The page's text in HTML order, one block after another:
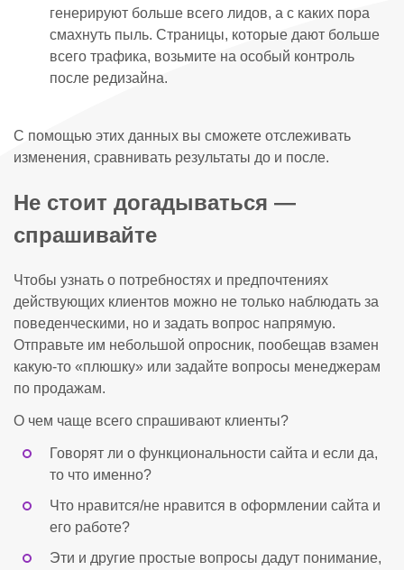
генерируют больше всего лидов, а с каких пора
смахнуть пыль. Страницы, которые дают больше
всего трафика, возьмите на особый контроль
после редизайна.
С помощью этих данных вы сможете отслеживать
изменения, сравнивать результаты до и после.
Не стоит догадываться —
спрашивайте
Чтобы узнать о потребностях и предпочтениях
действующих клиентов можно не только наблюдать за
поведенческими, но и задать вопрос напрямую.
Отправьте им небольшой опросник, пообещав взамен
какую-то «плюшку» или задайте вопросы менеджерам
по продажам.
О чем чаще всего спрашивают клиенты?
Говорят ли о функциональности сайта и если да,
то что именно?
Что нравится/не нравится в оформлении сайта и
его работе?
Эти и другие простые вопросы дадут понимание,